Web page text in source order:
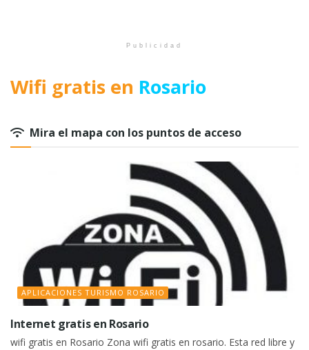
Publicidad
Wifi gratis en Rosario
Mira el mapa con los puntos de acceso
APLICACIONES TURISMO ROSARIO
Internet gratis en Rosario
wifi gratis en Rosario Zona wifi gratis en rosario. Esta red libre y